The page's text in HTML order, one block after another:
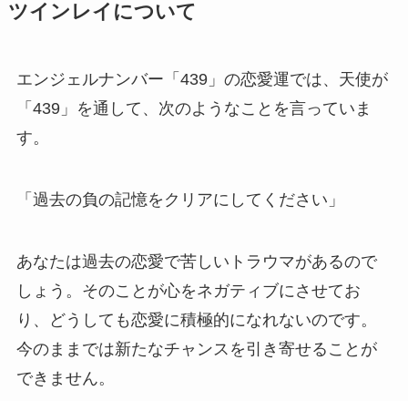
ツインレイについて
エンジェルナンバー「439」の恋愛運では、天使が
「439」を通して、次のようなことを言っていま
す。
「過去の負の記憶をクリアにしてください」
あなたは過去の恋愛で苦しいトラウマがあるので
しょう。そのことが心をネガティブにさせてお
り、どうしても恋愛に積極的になれないのです。
今のままでは新たなチャンスを引き寄せることが
できません。